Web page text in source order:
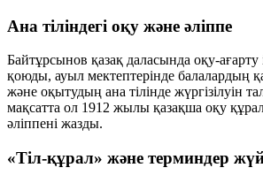
Ана тіліндегі оқу және әліппе
Байтұрсынов қазақ даласында оқу-ағарту
қоюды, ауыл мектептерінде балалардың
және оқытудың ана тілінде жүргізілуін
мақсатта ол 1912 жылы қазақша оқу
әліппені жазды.
«Тіл-құрал» және терминдер